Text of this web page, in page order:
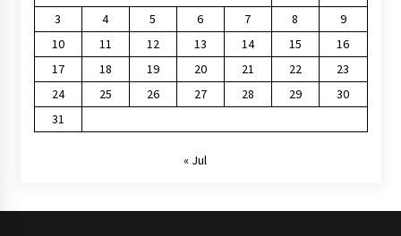
3
4 5 6 7 8
9
10
11 12 13 14 15
16
17
18 19 20 21 22
23
24
25 26 27 28 29
30
31
« Jul